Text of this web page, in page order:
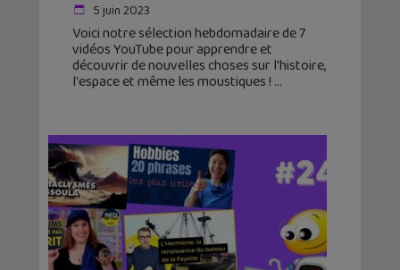
5 juin 2023
Voici notre sélection hebdomadaire de 7
vidéos YouTube pour apprendre et
découvrir de nouvelles choses sur l'histoire,
l'espace et même les moustiques !